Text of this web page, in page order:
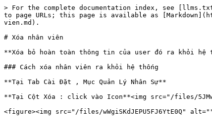
> For the complete documentation index, see
to page URLs; this page is available as
vien.md).
# Xóa nhân viên
**Xóa bỏ hoàn toàn thông tin của user đó ra khỏi hệ
### Cách xóa nhân viên ra khỏi hệ thống
**Tại Tab Cài Đặt , Mục Quản Lý Nhân Sự**
**Tại Cột Xóa : click vào Icon**<img src="/files/